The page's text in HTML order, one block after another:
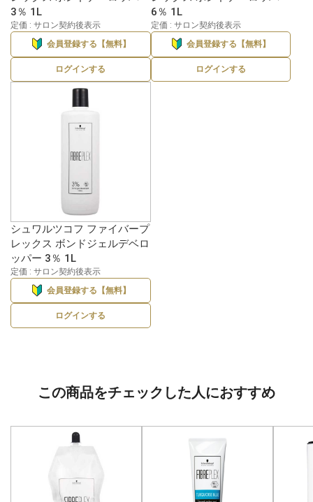
3％ 1L
定価 : サロン契約後表示
会員登録する【無料】
ログインする
6％ 1L
定価 : サロン契約後表示
会員登録する【無料】
ログインする
シュワルツコフ ファイバープ
レックス ボンドジェルデベロ
ッパー 3％ 1L
定価 : サロン契約後表示
会員登録する【無料】
ログインする
この商品をチェックした人におすすめ